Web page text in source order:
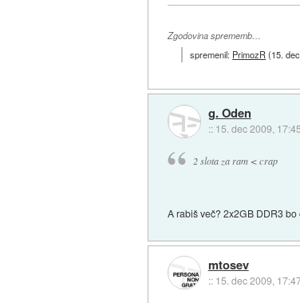
Zgodovina sprememb…
spremenil: PrimozR(15.
g. Oden
:: 15. dec 2009, 17:45
2 slota za ram < crap
A rabiš več? 2x2GB DDR3
mtosev
:: 15. dec 2009,